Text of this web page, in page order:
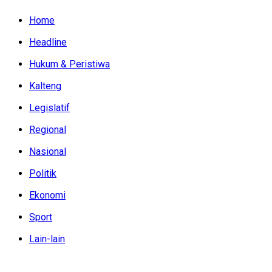
Home
Headline
Hukum & Peristiwa
Kalteng
Legislatif
Regional
Nasional
Politik
Ekonomi
Sport
Lain-lain